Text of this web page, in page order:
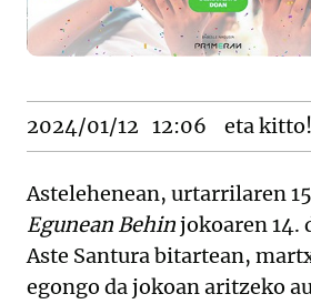
2024/01/12 12:06 eta kitto!
Astelehenean, urtarrilaren
Egunean Behinjokoaren 14.
Aste Santura bitartean,
egongo da jokoan aritzeko